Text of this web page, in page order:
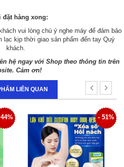
đặt hàng xong:
vui lòng chú ý nghe máy để đảm bảo
lạc kịp thời giao sản phẩm đến tay Quý
khách.
hệ ngay với Shop theo thông tin trên
Cảm ơn!
LIÊN QUAN
- 34%